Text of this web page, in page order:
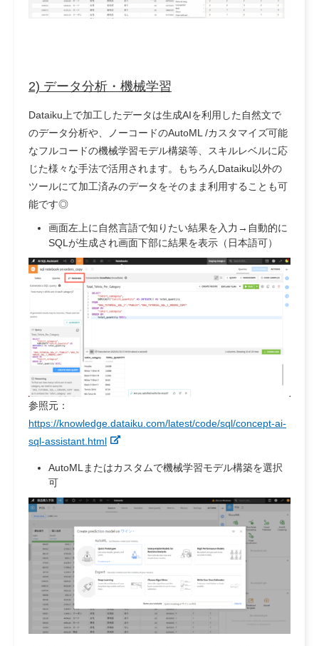
2) データ分析・機械学習
Dataiku上で加工したデータは生成AIを利用した自然文で
のデータ分析や、ノーコードのAutoML /カスタマイズ可能
なフルコードの機械学習モデル構築等、スキルレベルに応
じた様々な手法で活用されます。もちろんDataiku以外の
ツールにて加工済みのデータをそのまま利用することも可
能です◎
画面左上に自然言語で知りたい結果を入力→自動的に
SQLが生成され画面下部に結果を表示（日本語可）
参照元：
https://knowledge.dataiku.com/latest/code/sql/concept-ai-
sql-assistant.html
AutoMLまたはカスタムで機械学習モデル構築を選択
可